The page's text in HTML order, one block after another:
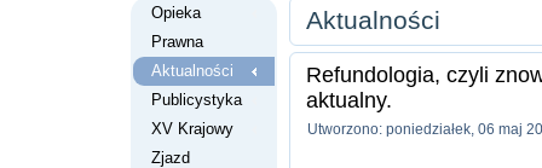
Opieka
Prawna
Aktualności
Publicystyka
XV Krajowy
Zjazd
Aktualności
Refundologia, czyli
aktualny.
Utworzono: poniedziałek, 06 maj